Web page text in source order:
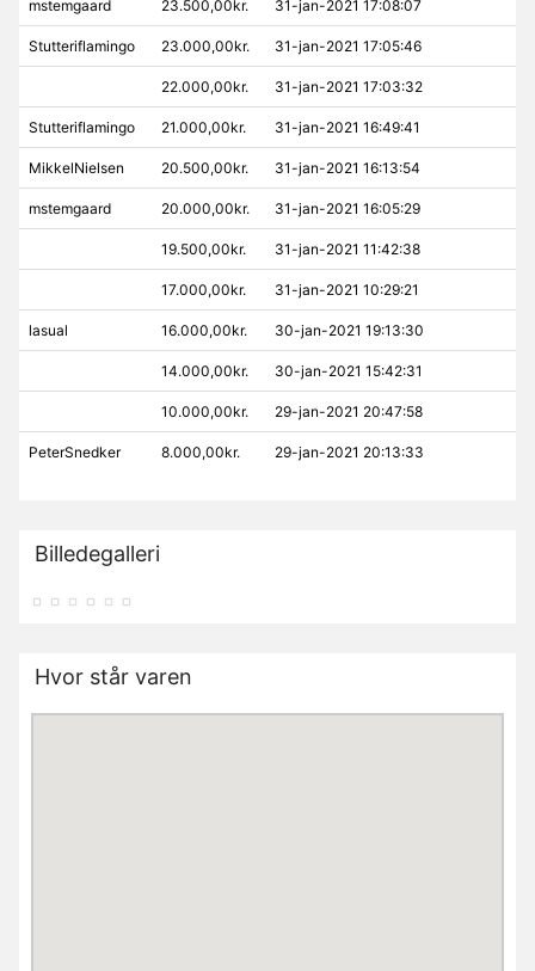
mstemgaard 23.500,00kr. 31-jan-2021 17:08:07
Stutteriflamingo 23.000,00kr. 31-jan-2021 17:05:46
22.000,00kr. 31-jan-2021 17:03:32
Stutteriflamingo 21.000,00kr. 31-jan-2021 16:49:41
MikkelNielsen 20.500,00kr. 31-jan-2021 16:13:54
mstemgaard 20.000,00kr. 31-jan-2021 16:05:29
19.500,00kr. 31-jan-2021 11:42:38
17.000,00kr. 31-jan-2021 10:29:21
lasual 16.000,00kr. 30-jan-2021 19:13:30
14.000,00kr. 30-jan-2021 15:42:31
10.000,00kr. 29-jan-2021 20:47:58
PeterSnedker 8.000,00kr. 29-jan-2021 20:13:33
Billedegalleri
Hvor står varen